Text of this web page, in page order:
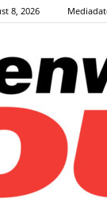
8, 2026